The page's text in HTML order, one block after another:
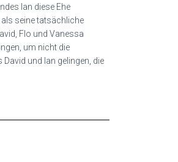
Ian diese Ehe
seine tatsächliche
Flo und Vanessa
um nicht die
und Ian gelingen, die